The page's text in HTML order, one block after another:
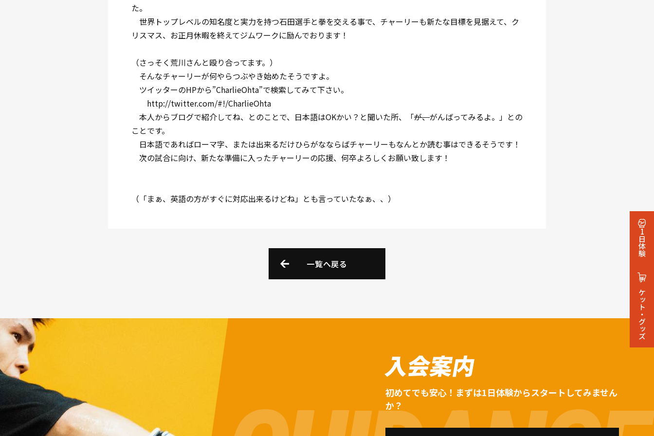
1日体験
チケット・グッズ
た。
世界トップレベルの知名度と実力を持つ石田選手と拳を交える事で、チャーリーも新たな目標を見据えて、ク
リスマス、お正月休暇を終えてジムワークに励んでおります！
（さっそく荒川さんと殴り合ってます。）
そんなチャーリーが何やらつぶやき始めたそうですよ。
ツイッターのHPから”CharlieOhta”で検索してみて下さい。
http://twitter.com/#!/CharlieOhta
本人からブログで紹介してね、とのことで、日本語はOKかい？と聞いた所、「が、がんばってみるよ。」との
ことです。
日本語であればローマ字、または出来るだけひらがなならばチャーリーもなんとか読む事はできるそうです！
次の試合に向け、新たな準備に入ったチャーリーの応援、何卒よろしくお願い致します！
（「まぁ、英語の方がすぐに対応出来るけどね」とも言っていたなぁ、、）
一覧へ戻る
入会案内
初めてでも安心！まずは1日体験からスタートしてみません
か？